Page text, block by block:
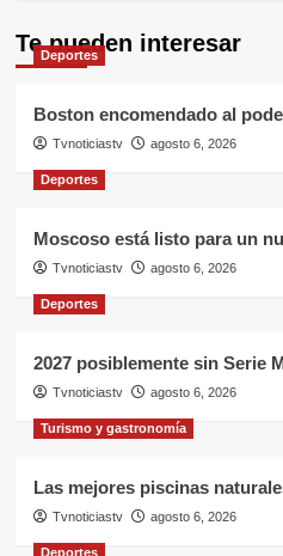
Te pueden interesar
Deportes
Boston encomendado al
Tvnoticiastv agosto 6, 2026
Deportes
Moscoso está listo para un
Tvnoticiastv agosto 6, 2026
Deportes
2027 posiblemente sin Serie
Tvnoticiastv agosto 6, 2026
Turismo y gastronomía
Las mejores piscinas
Tvnoticiastv agosto 6, 2026
Deportes